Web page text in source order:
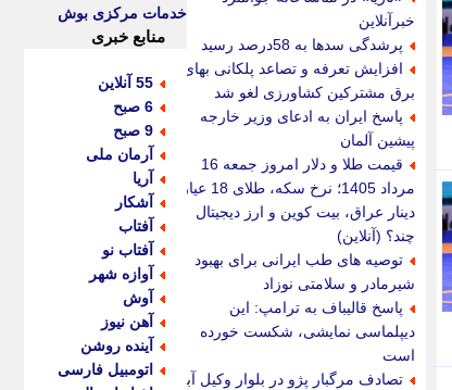
خبرآنلاین
پرشدگی سدها به 58درصد رسید
افزایش تعرفه و تصاعد پلکانی بهای
برق مشترکین کشاورزی لغو شد
پاسخ ایران به ادعای وزیر خارجه
پیشین آلمان
قیمت طلا و دلار امروز جمعه 16
مرداد 1405؛ نرخ سکه، طلای 18 عیار،
دینار عراق، بیت کوین و ارز دیجیتال
چند؟ (آنلاین)
توصیه های طب ایرانی برای بهبود
شیرمادر و سلامتی نوزاد
پاسخ قالیباف به ترامپ: این
دیپلماسی نمایشی، شکست خورده
است
تصادف مرگبار پژو در بلوار وکیل آباد
خدمات مرکزی بوش
منابع خبری
55 آنلاین
6 صبح
9 صبح
آرمان ملی
آریا
آشکار
آفتاب
آفتاب نو
آوازه شهر
آوش
آهن نیوز
آینده روشن
اتومبیل فارسی